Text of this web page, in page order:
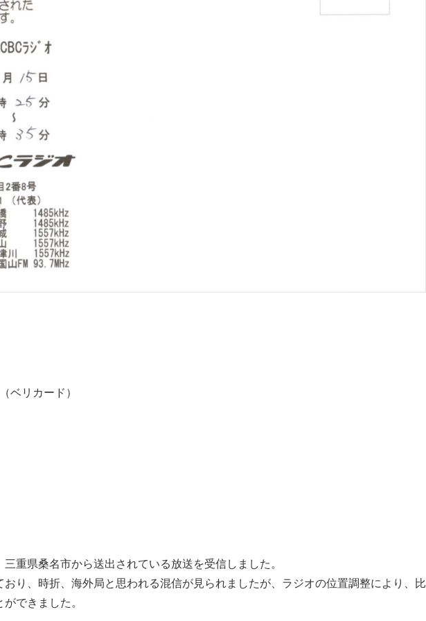
ベリカード）
重県桑名市から送出されている放送を受信しました。
り、時折、海外局と思われる混信が見られましたが、ラジオの位置調整により、比
できました。